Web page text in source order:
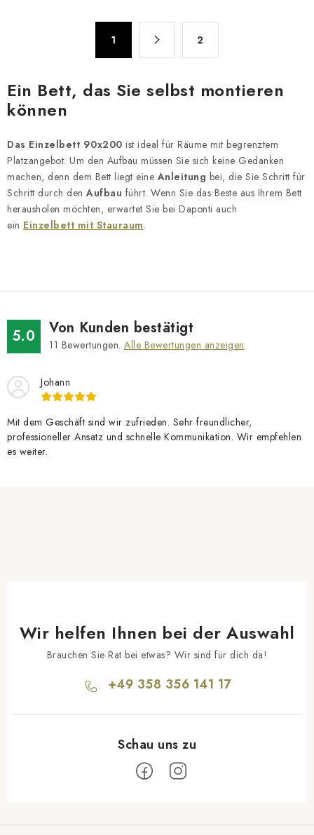
e
l
e
m
e
n
t
e
d
i
s
e
i
n
i
r
u
n
g
1 2
Ein Bett, das Sie selbst montieren
können
Das Einzelbett 90x200 ist ideal für Räume mit begrenztem
Platzangebot. Um den Aufbau müssen Sie sich keine Gedanken
machen, denn dem Bett liegt eineAnleitung bei, die Sie Schritt für
Schritt durch denAufbau führt. Wenn Sie das Beste aus Ihrem Bett
herausholen möchten, erwartet Sie bei Daponti auch
ein Einzelbett mit Stauraum.
5.0 Von Kunden bestätigt
11 Bewertungen. Alle Bewertungen anzeigen
Johann
Mit dem Geschäft sind wir zufrieden. Sehr freundlicher,
professioneller Ansatz und schnelle Kommunikation. Wir empfehlen
es weiter.
Wir helfen Ihnen bei der Auswahl
Brauchen Sie Rat bei etwas? Wir sind für dich da!
+49 358 356 141 17